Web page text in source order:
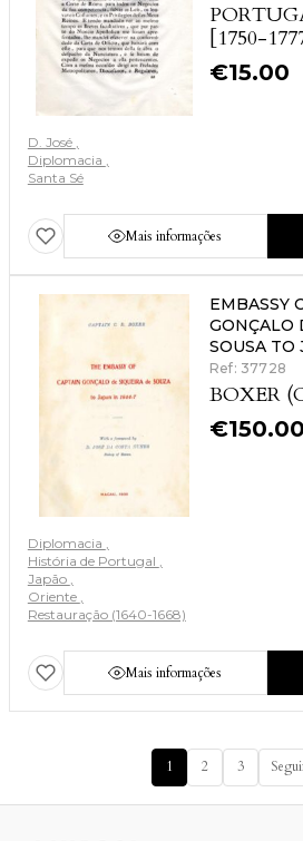
[1750-
€15.00
D. José
Diplomacia
Santa Sé
Mais informações
EMBASSY
GONÇALO
SOUSA TO
Ref: 37728
BOXER
€150.00
Diplomacia
História de Portugal
Japão
Oriente
Restauração (1640-1668)
Mais informações
1 2 3